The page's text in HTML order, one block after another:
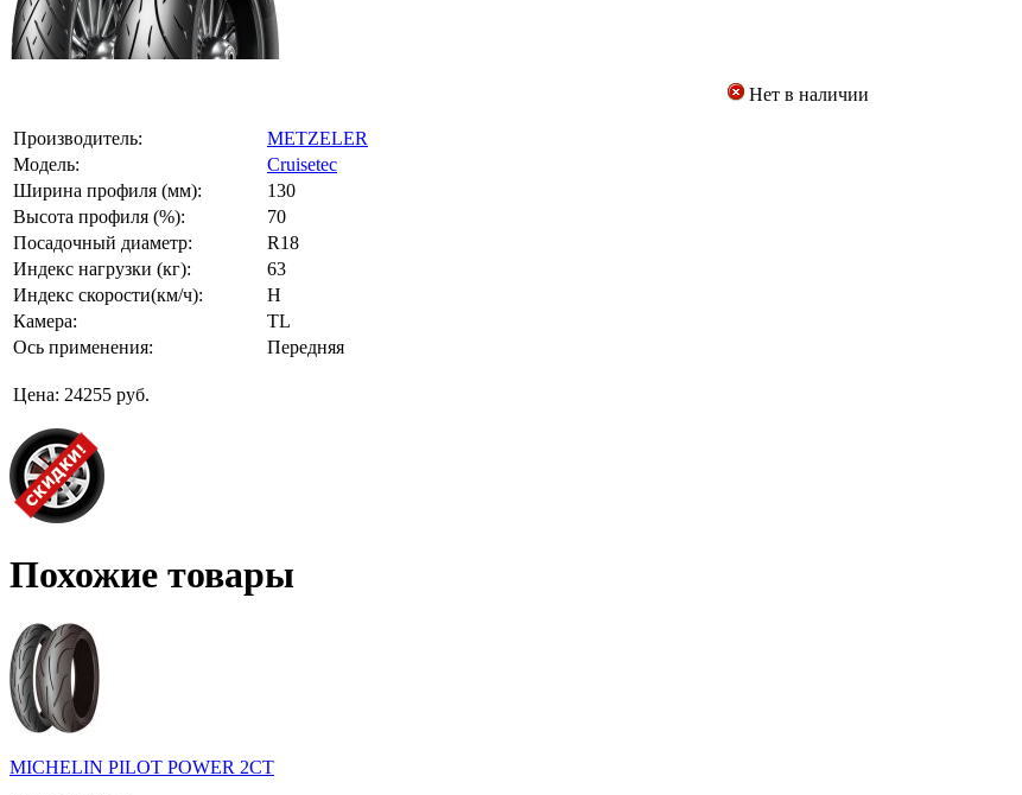
Нет в наличии
Производитель:
METZELER
Модель:
Cruisetec
Ширина профиля (мм):
130
Высота профиля (%):
70
Посадочный диаметр:
R18
Индекс нагрузки (кг):
63
Индекс скорости(км/ч):
H
Камера:
TL
Ось применения:
Передняя
Цена: 24255 руб.
Похожие товары
MICHELIN PILOT POWER 2CT